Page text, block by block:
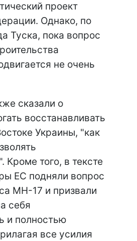
проект
Однако, по
Туска, пока вопрос
не очень
сказали о
восстанавливать
Украины, "как
Кроме того, в тексте
ЕС подняли вопрос
МН-17 и призвали
себя
и полностью
все усилия